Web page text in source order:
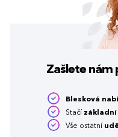
Zašlete nám
Blesková
Stačí základní
Vše ostatní